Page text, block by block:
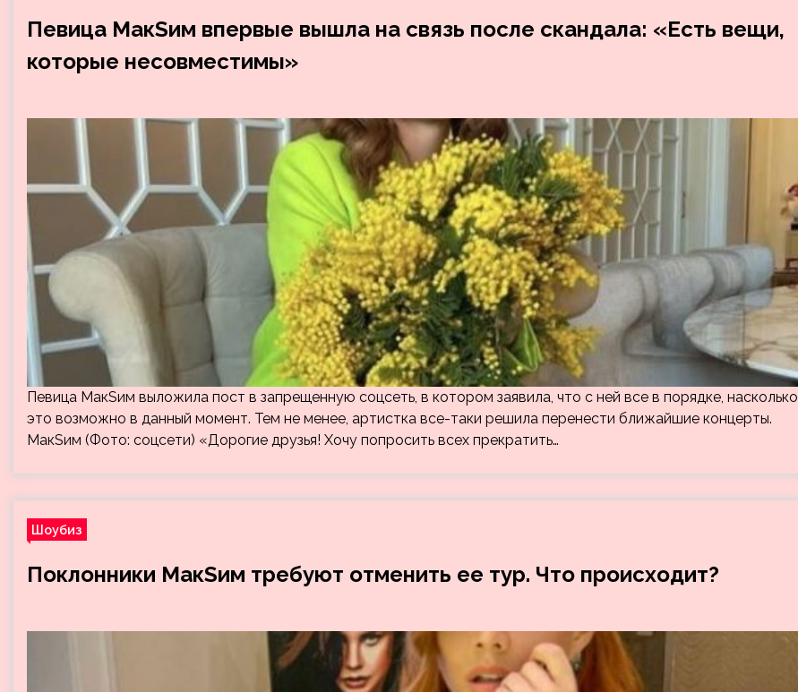
Певица МакSим впервые вышла на связь после скандала: «Есть вещи,
которые несовместимы»
Певица МакSим выложила пост в запрещенную соцсеть, в котором заявила, что с ней все в порядке, насколько
это возможно в данный момент. Тем не менее, артистка все-таки решила перенести ближайшие концерты.
МакSим (Фото: соцсети) «Дорогие друзья! Хочу попросить всех прекратить…
Шоубиз
Поклонники МакSим требуют отменить ее тур. Что происходит?